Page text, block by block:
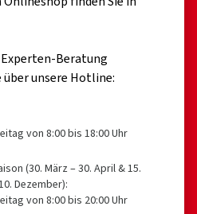
Beratung
unsere Hotline:
von 8:00 bis 18:00 Uhr
(30. März – 30. April & 15.
Dezember):
von 8:00 bis 20:00 Uhr